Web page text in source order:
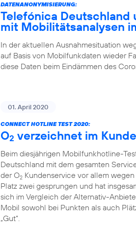
DATENANONYMISIERUNG:
Telefónica
mit Mobilitätsanalysen
In der aktuellen Ausnahmesituation
auf Basis von Mobilfunkdaten wieder
diese Daten beim Eindämmen des
01. April 2020
CONNECT HOTLINE TEST 2020:
O2 verzeichnet im
Beim diesjährigen Mobilfunkhotline-
Deutschland mit dem gesamten
der O2 Kundenservice vor allem
Platz zwei gesprungen und hat
sich im Vergleich der Alternativ-
Mobil sowohl bei Punkten als auch
„Gut“.